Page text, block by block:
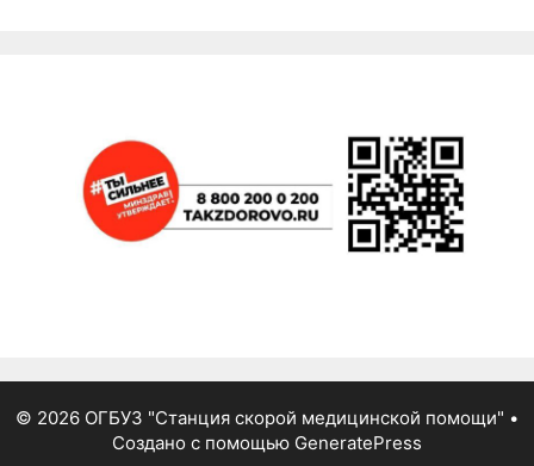
© 2026 ОГБУЗ "Станция скорой медицинской помощи" •
Создано с помощью GeneratePress